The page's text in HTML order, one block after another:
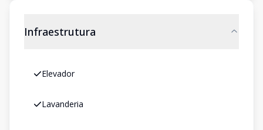
Infraestrutura
Elevador
Lavanderia